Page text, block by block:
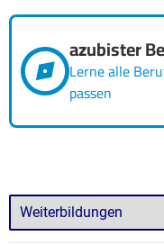
azubister
Lerne alle
passen